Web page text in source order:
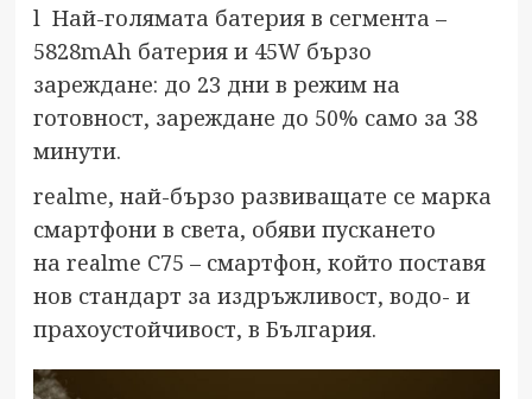
l Най-голямата батерия в сегмента –
5828mAh батерия и 45W бързо
зареждане: до 23 дни в режим на
готовност, зареждане до 50% само за 38
минути.
realme, най-бързо развиващате се марка
смартфони в света, обяви пускането
на realme C75 – смартфон, който поставя
нов стандарт за издръжливост, водо- и
прахоустойчивост, в България.